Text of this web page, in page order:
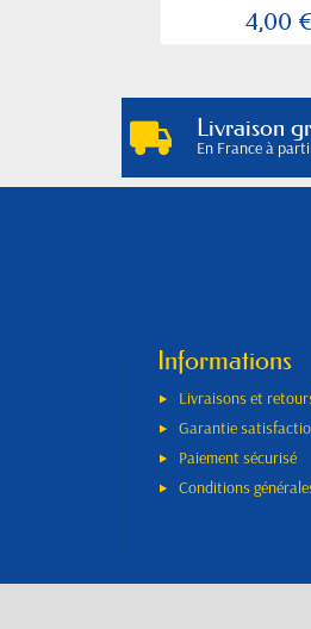
4,00
Livraison
En France à
Informations
Livraisons et
Garantie
Paiement sécurisé
Conditions